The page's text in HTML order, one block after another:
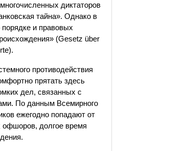
диктаторов
тайна». Однако в
и правовых
(Gesetz über
противодействия
прятать здесь
дел, связанных с
По данным Всемирного
ежегодно попадают от
долгое время